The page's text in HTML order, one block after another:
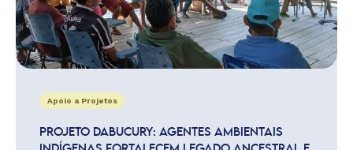
Apoio a Projetos
PROJETO DABUCURY: AGENTES AMBIENTAIS